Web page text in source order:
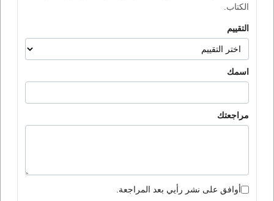
الكتاب.
التقييم
اسمك
مراجعتك
أوافق على نشر رأيي بعد المراجعة.